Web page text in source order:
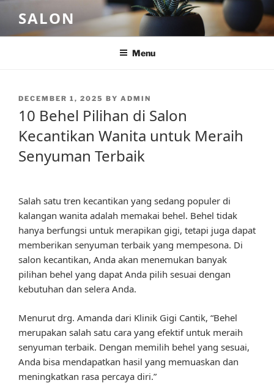
content
SALON
Menu
POSTED
DECEMBER 1, 2025 BY ADMIN
10 Behel Pilihan di Salon
Kecantikan Wanita untuk Meraih
Senyuman Terbaik
Salah satu tren kecantikan yang sedang populer di
kalangan wanita adalah memakai behel. Behel tidak
hanya berfungsi untuk merapikan gigi, tetapi juga dapat
memberikan senyuman terbaik yang mempesona. Di
salon kecantikan, Anda akan menemukan banyak
pilihan behel yang dapat Anda pilih sesuai dengan
kebutuhan dan selera Anda.
Menurut drg. Amanda dari Klinik Gigi Cantik, “Behel
merupakan salah satu cara yang efektif untuk meraih
senyuman terbaik. Dengan memilih behel yang sesuai,
Anda bisa mendapatkan hasil yang memuaskan dan
meningkatkan rasa percaya diri.”